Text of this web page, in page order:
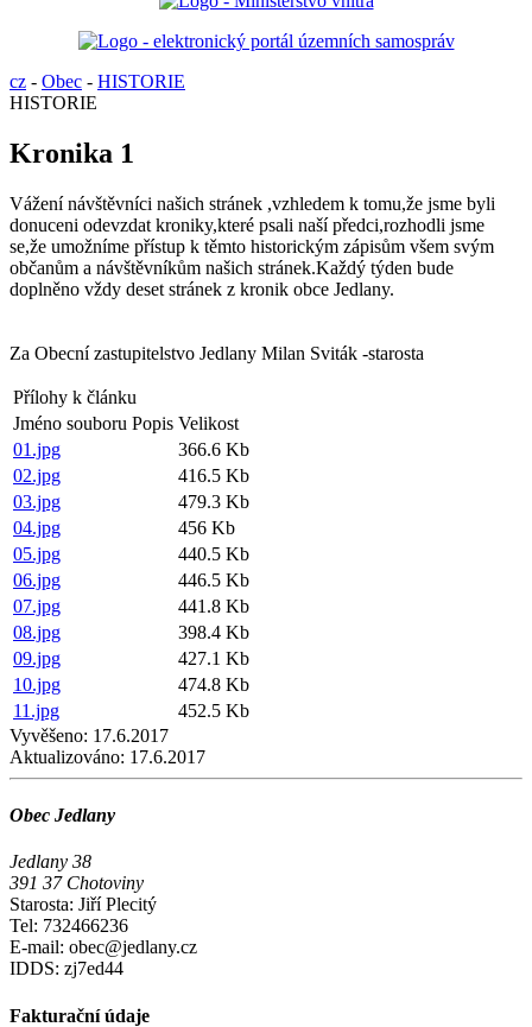
cz - Obec - HISTORIE
HISTORIE
Kronika 1
Vážení návštěvníci našich stránek ,vzhledem k tomu,že jsme byli
donuceni odevzdat kroniky,které psali naší předci,rozhodli jsme
se,že umožníme přístup k těmto historickým zápisům všem svým
občanům a návštěvníkům našich stránek.Každý týden bude
doplněno vždy deset stránek z kronik obce Jedlany.
Za Obecní zastupitelstvo Jedlany Milan Sviták -starosta
Přílohy k článku
Jméno souboru Popis Velikost
01.jpg
366.6 Kb
02.jpg
416.5 Kb
03.jpg
479.3 Kb
04.jpg
456 Kb
05.jpg
440.5 Kb
06.jpg
446.5 Kb
07.jpg
441.8 Kb
08.jpg
398.4 Kb
09.jpg
427.1 Kb
10.jpg
474.8 Kb
11.jpg
452.5 Kb
Vyvěšeno: 17.6.2017
Aktualizováno: 17.6.2017
Obec Jedlany
Jedlany 38
391 37 Chotoviny
Starosta: Jiří Plecitý
Tel: 732466236
E-mail: obec@jedlany.cz
IDDS: zj7ed44
Fakturační údaje